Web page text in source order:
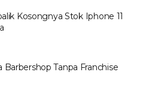
Kosongnya Stok Iphone 11
Barbershop Tanpa Franchise